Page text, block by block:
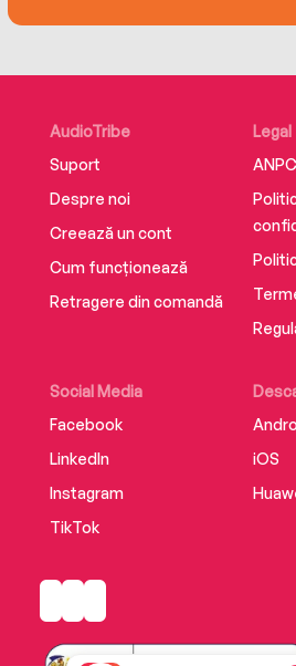
passion and personal
inspiring handbook for
AudioTribe
Suport
Despre noi
Creează un cont
Cum funcționează
Retragere din comandă
Social Media
Facebook
LinkedIn
Instagram
TikTok
iOS
Legal
ANPC